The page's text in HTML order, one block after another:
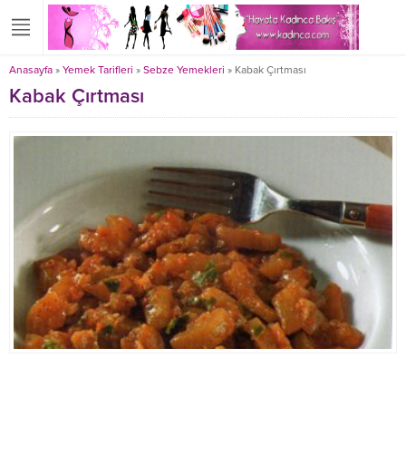
Anasayfa » Yemek Tarifleri » Sebze Yemekleri » Kabak Çırtması
Kabak Çırtması